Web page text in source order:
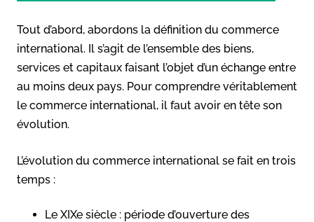
Tout d’abord, abordons la définition du commerce
international. Il s’agit de l’ensemble des biens,
services et capitaux faisant l’objet d’un échange entre
au moins deux pays. Pour comprendre véritablement
le commerce international, il faut avoir en tête son
évolution.
L’évolution du commerce international se fait en trois
temps :
Le XIXe siècle : période d’ouverture des